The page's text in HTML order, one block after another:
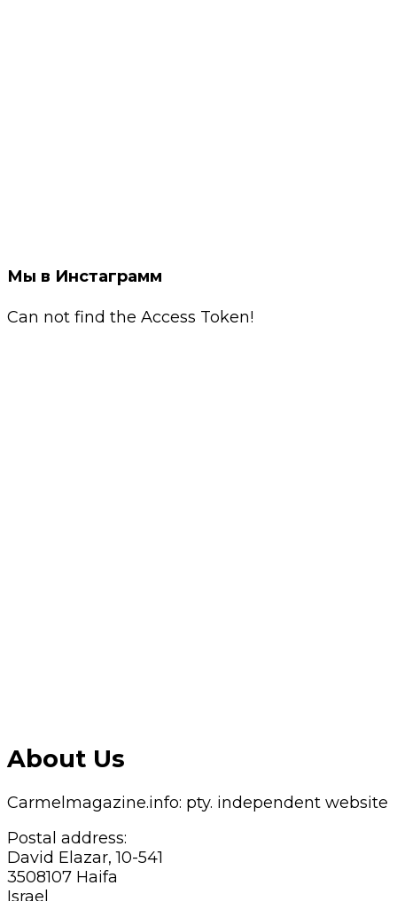
Мы в Инстаграмм
Can not find the Access Token!
About Us
Carmelmagazine.info: pty. independent website
Postal address:
David Elazar, 10-541
3508107 Haifa
Israel